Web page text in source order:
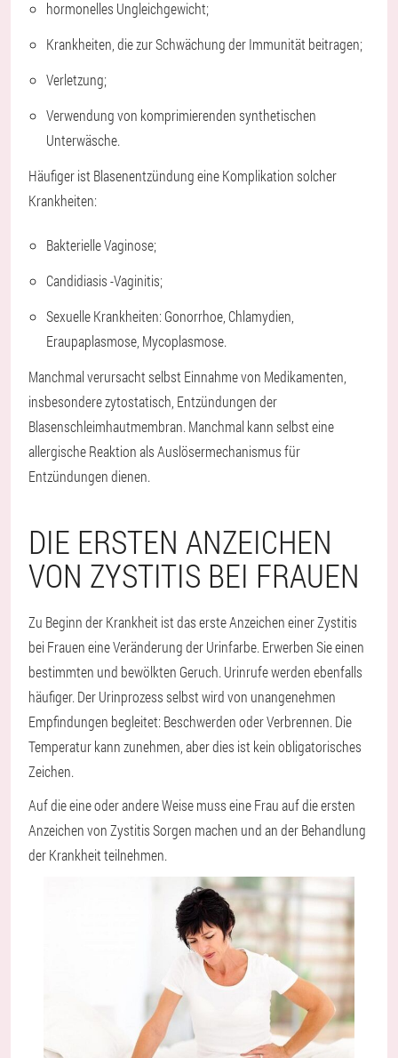
hormonelles Ungleichgewicht;
Krankheiten, die zur Schwächung der Immunität beitragen;
Verletzung;
Verwendung von komprimierenden synthetischen
Unterwäsche.
Häufiger ist Blasenentzündung eine Komplikation solcher
Krankheiten:
Bakterielle Vaginose;
Candidiasis -Vaginitis;
Sexuelle Krankheiten: Gonorrhoe, Chlamydien,
Eraupaplasmose, Mycoplasmose.
Manchmal verursacht selbst Einnahme von Medikamenten,
insbesondere zytostatisch, Entzündungen der
Blasenschleimhautmembran. Manchmal kann selbst eine
allergische Reaktion als Auslösermechanismus für
Entzündungen dienen.
DIE ERSTEN ANZEICHEN
VON ZYSTITIS BEI FRAUEN
Zu Beginn der Krankheit ist das erste Anzeichen einer Zystitis
bei Frauen eine Veränderung der Urinfarbe. Erwerben Sie einen
bestimmten und bewölkten Geruch. Urinrufe werden ebenfalls
häufiger. Der Urinprozess selbst wird von unangenehmen
Empfindungen begleitet: Beschwerden oder Verbrennen. Die
Temperatur kann zunehmen, aber dies ist kein obligatorisches
Zeichen.
Auf die eine oder andere Weise muss eine Frau auf die ersten
Anzeichen von Zystitis Sorgen machen und an der Behandlung
der Krankheit teilnehmen.